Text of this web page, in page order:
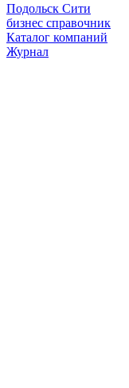
Подольск Сити
бизнес справочник
Каталог компаний
Журнал